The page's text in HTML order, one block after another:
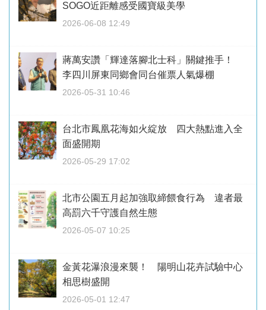
SOGO近距離感受國寶級美學
2026-06-08 12:49
蔣萬安讚「輝達落腳北士科」關鍵推手！
李四川屏東同鄉會同台催票人氣爆棚
2026-05-31 10:46
台北市鳳凰花海如火綻放 四大熱點進入全
面盛開期
2026-05-29 17:02
北市公園五月起加強取締餵食行為 違者最
高罰六千守護自然生態
2026-05-07 10:25
金黃花瀑浪漫來襲！ 陽明山花卉試驗中心
相思樹盛開
2026-05-01 12:47